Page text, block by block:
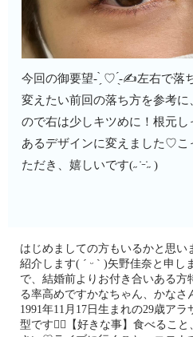
今回の御要望- ̗̀ ♡ ̖́-✍️左右で落
変えたい前回の落ち方を参考
ので右は少しキツめに！根元
あるデザインに変えました♡こ
ただき、嬉しいです(˶ ̇ ̵ ̇˶ )
はじめましての方もいるかと思い
紹介します( ˊ ᵕ ˋ )矢野佳奈と申
で、結婚前よりお付き合いある方
る率高めですかなちゃん、かなさ
1991年11月17日生まれの29歳ア
型です♡⃛【好きな事】食べること